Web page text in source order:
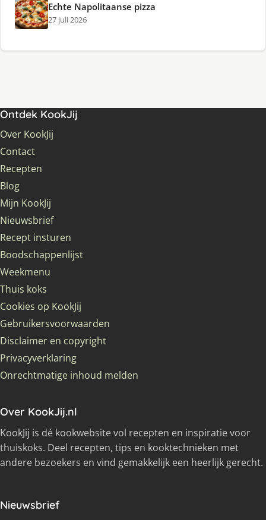
Echte Napolitaanse pizza
27 juli 2026
Ontdek KookJij
Over KookJij
Contact
Recepten
Blog
Mijn KookJij
Nieuwsbrief
Recept insturen
Boodschappenlijst
Weekmenu
Thuis koks
Cookies op KookJij
Gebruikersvoorwaarden
Disclaimer en copyright
Privacyverklaring
Onrechtmatige inhoud melden
Over KookJij.nl
KookJij is dé kookwebsite vol recepten en inspiratie voor
thuiskoks. Deel recepten, tips en kooktechnieken met
andere bezoekers en vind gemakkelijk een heerlijk gerecht.
Nieuwsbrief